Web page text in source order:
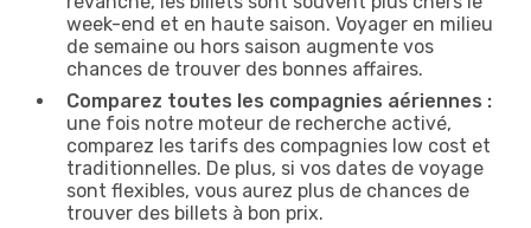
week-end et en haute saison. Voyager en milieu
de semaine ou hors saison augmente vos
chances de trouver des bonnes affaires.
Comparez toutes les compagnies aériennes :
une fois notre moteur de recherche activé,
comparez les tarifs des compagnies low cost et
traditionnelles. De plus, si vos dates de voyage
sont flexibles, vous aurez plus de chances de
trouver des billets à bon prix.